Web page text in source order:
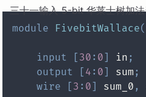
三十一输入 5-bit 华莱士树加
module
FivebitWallace(
input [ 30 : 0] in ;
output
[ 4 : 0] sum ;
wire
[ 3 : 0] sum_0 ,